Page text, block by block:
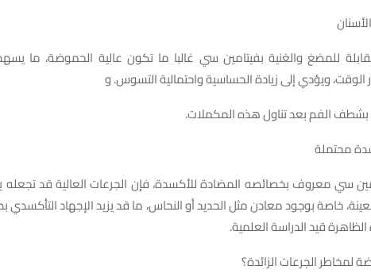
للمضغ والغنية بفيتامين سي غالبا ما تكون عالية الحموضة، ما
الوقت، ويؤدي إلى زيادة الحساسية واحتمالية التسوس. و
بشطف الفم بعد تناول هذه المكملات.
سي معروف بخصائصه المضادة للأكسدة، فإن الجرعات العالية قد
خاصة بوجود معادن مثل الحديد أو النحاس، ما قد يزيد الإجهاد التأكسدي
قيد الدراسة العلمية.
لمخاطر الجرعات الزائدة؟